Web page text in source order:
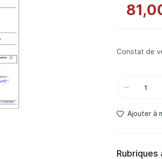
Constat de
Ajouter à
Rubriques